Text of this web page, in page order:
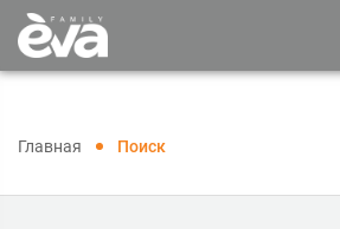
Главная Поиск